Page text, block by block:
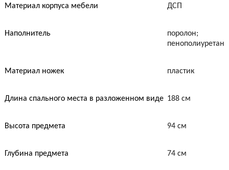
Материал корпуса мебели ДСП
Наполнитель
поролон;
пенополиуретан
Материал ножек пластик
Длина спального места в разложенном виде 188 см
Высота предмета 94 см
Глубина предмета 74 см